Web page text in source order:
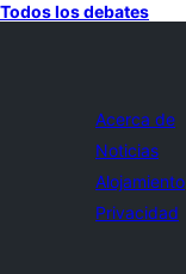
Todos los debates
Acerca de
Noticias
Alojamiento
Privacidad